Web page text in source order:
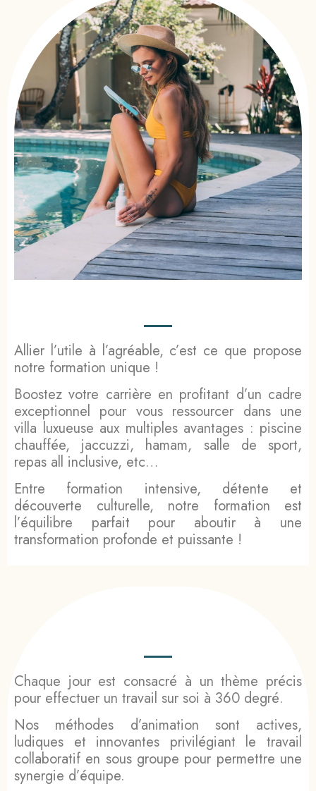
Allier l’utile à l’agréable, c’est ce que propose
notre formation unique !
Boostez votre carrière en profitant d’un cadre
exceptionnel pour vous ressourcer dans une
villa luxueuse aux multiples avantages : piscine
chauffée, jaccuzzi, hamam, salle de sport,
repas all inclusive, etc…
Entre formation intensive, détente et
découverte culturelle, notre formation est
l’équilibre parfait pour aboutir à une
transformation profonde et puissante !
Chaque jour est consacré à un thème précis
pour effectuer un travail sur soi à 360 degré.
Nos méthodes d’animation sont actives,
ludiques et innovantes privilégiant le travail
collaboratif en sous groupe pour permettre une
synergie d’équipe.